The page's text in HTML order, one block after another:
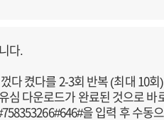
다.
다 켰다를 2-3회 반복 (최대 10회)
심 다운로드가 완료된 것으로 바
을 입력 후 수동